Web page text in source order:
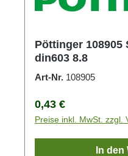
Pöttinger 108905
din603 8.8
Art-Nr. 108905
Regulärer Preis:
0,43 €
Preise inkl. MwSt. zzgl.
In